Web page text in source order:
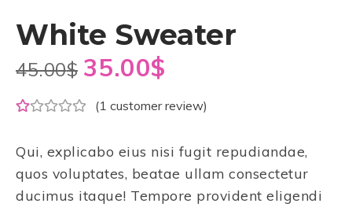
White Sweater
45.00$ 35.00$
(1 customer review)
Qui, explicabo eius nisi fugit repudiandae,
quos voluptates, beatae ullam consectetur
ducimus itaque! Tempore provident eligendi